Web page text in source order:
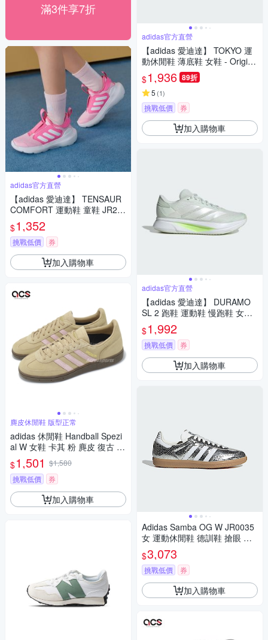
滿3件享7折
adidas官方直營
【adidas 愛迪達】 TENSAUR
COMFORT 運動鞋 童鞋 JR27
24
$1,352
挑戰低價 券
加入購物車
麂皮休閒鞋 版型正常
adidas 休閒鞋 Handball Spezi
al W 女鞋 卡其 粉 麂皮 復古 焦
糖底 愛迪達 JI2651
$1,501 $1,580
挑戰低價
券
加入購物車
adidas官方直營
【adidas 愛迪達】 TOKYO 運
動休閒鞋 薄底鞋 女鞋 - Origina
ls JI3297
$1,936 89折
5 (1)
挑戰低價 券
加入購物車
adidas官方直營
【adidas 愛迪達】 DURAMO
SL 2 跑鞋 運動鞋 慢跑鞋 女鞋
KJ4153
$1,992
挑戰低價 券
加入購物車
Adidas Samba OG W JR0035
女 運動休閒鞋 德訓鞋 搶眼 穿
搭 金屬銀
$3,073
挑戰低價 券
加入購物車